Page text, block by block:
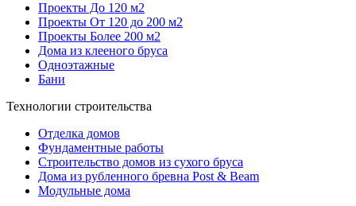
Проекты До 120 м2
Проекты От 120 до 200 м2
Проекты Более 200 м2
Дома из клееного бруса
Одноэтажные
Бани
Технологии строительства
Отделка домов
Фундаментные работы
Строительство домов из сухого бруса
Дома из рубленного бревна Post & Beam
Модульные дома